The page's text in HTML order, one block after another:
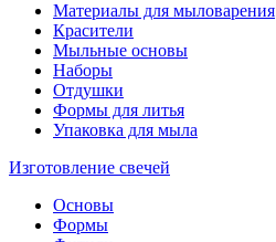
Материалы для мыловарения
Красители
Мыльные основы
Наборы
Отдушки
Формы для литья
Упаковка для мыла
Изготовление свечей
Основы
Формы